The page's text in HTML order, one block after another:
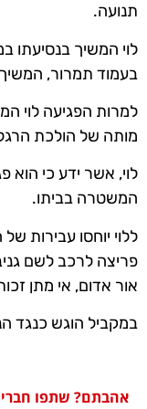
תנועה.
לוי המשיך בנסיעתו
בעמוד תמרור,
למרות הפגיעה לוי
מותה של הולכת
לוי, אשר ידע כי
המשטרה בביתו.
ללוי יוחסו עבירות
פריצה לרכב לשם
אור אדום, אי מתן
במקביל הוגש כנגד
אהבתם? שתפו